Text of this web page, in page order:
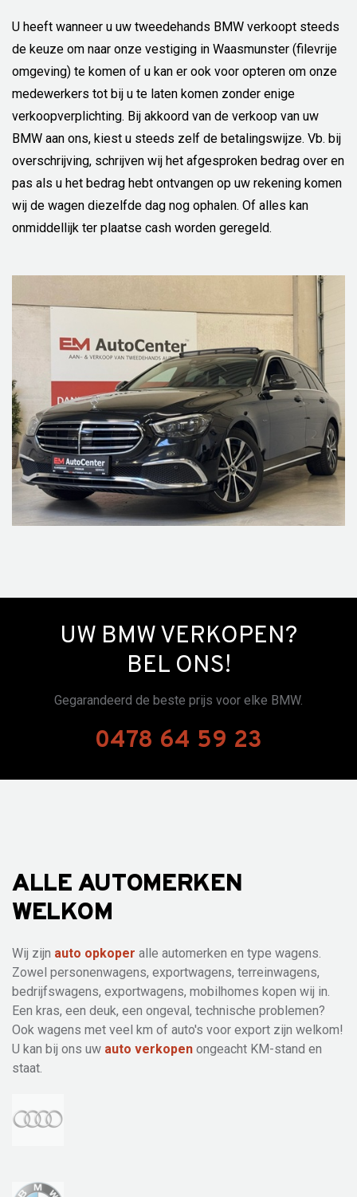
U heeft wanneer u uw tweedehands BMW verkoopt steeds
de keuze om naar onze vestiging in Waasmunster (filevrije
omgeving) te komen of u kan er ook voor opteren om onze
medewerkers tot bij u te laten komen zonder enige
verkoopverplichting. Bij akkoord van de verkoop van uw
BMW aan ons, kiest u steeds zelf de betalingswijze. Vb. bij
overschrijving, schrijven wij het afgesproken bedrag over en
pas als u het bedrag hebt ontvangen op uw rekening komen
wij de wagen diezelfde dag nog ophalen. Of alles kan
onmiddellijk ter plaatse cash worden geregeld.
UW BMW VERKOPEN?
BEL ONS!
Gegarandeerd de beste prijs voor elke BMW.
0478 64 59 23
ALLE AUTOMERKEN
WELKOM
Wij zijn auto opkoper alle automerken en type wagens.
Zowel personenwagens, exportwagens, terreinwagens,
bedrijfswagens, exportwagens, mobilhomes kopen wij in.
Een kras, een deuk, een ongeval, technische problemen?
Ook wagens met veel km of auto's voor export zijn welkom!
U kan bij ons uw auto verkopen ongeacht KM-stand en
staat.